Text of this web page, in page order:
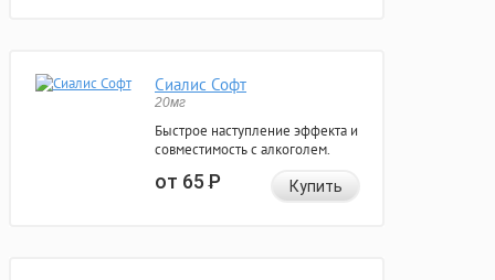
Сиалис Софт
20мг
Быстрое наступление эффекта и
совместимость с алкоголем.
от 65Р Купить